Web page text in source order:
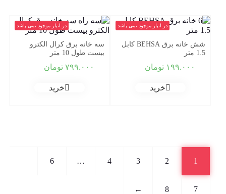
در انبار موجود نمی باشد
شش خانه برق BEHSA کابل
1.5 متر
۱۹۹.۰۰۰ تومان
خرید
در انبار موجود نمی باشد
سه خانه برق کرال الکترو
بیست طول 10 متر
۷۹۹.۰۰۰ تومان
خرید
1
2
3
4
…
6
7
8
←